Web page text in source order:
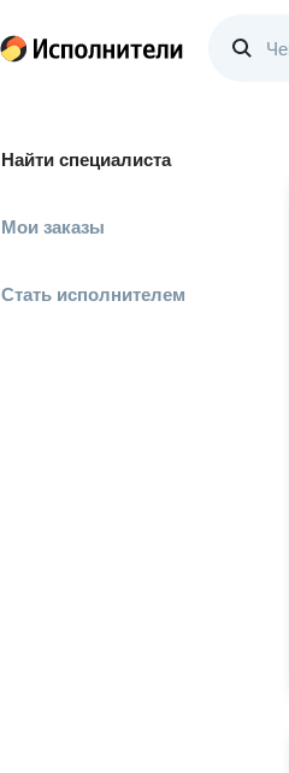
Найти специалиста
Мои заказы
Стать исполнителем